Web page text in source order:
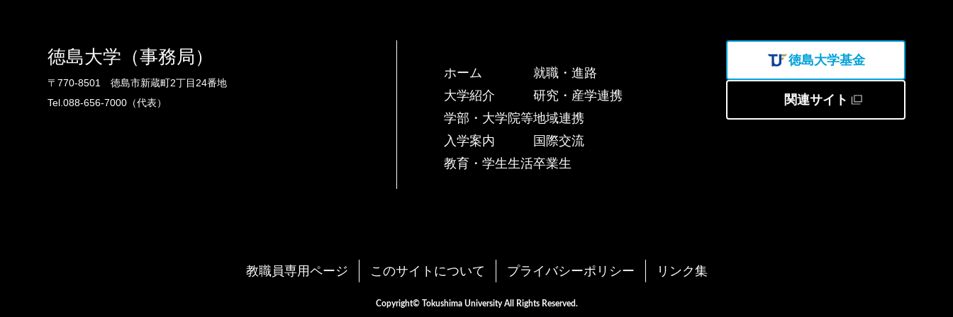
徳島大学（事務局）
〒770-8501 徳島市新蔵町2丁目24番地
Tel.088-656-7000（代表）
ホーム
大学紹介
学部・大学院等
入学案内
教育・学生生活
就職・進路
研究・産学連携
地域連携
国際交流
卒業生
徳島大学基金
関連サイト
教職員専用ページ このサイトについて プライバシーポリシー リンク集
Copyright© Tokushima University All Rights Reserved.